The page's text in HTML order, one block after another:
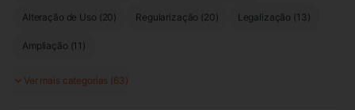
Alteração de Uso (20) Regularização (20) Legalização (13)
Ampliação (11 )
Ver mais categorias (63)